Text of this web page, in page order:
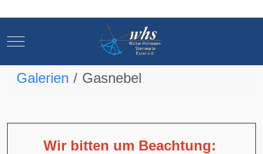
Mobile Menu Toggle
Galerien Gasnebel
Wir bitten um Beachtung: